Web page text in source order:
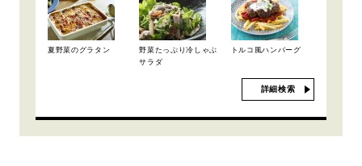
夏野菜のグラタン
野菜たっぷり冷しゃぶ
サラダ
トルコ風ハンバーグ
詳細検索